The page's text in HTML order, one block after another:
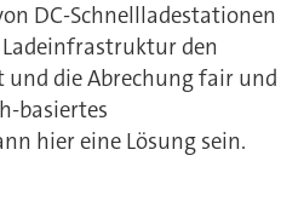
DC-Schnellladestationen
den
die Abrechung fair und
basiertes
hier eine Lösung sein.